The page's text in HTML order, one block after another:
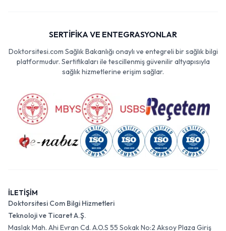
SERTİFİKA VE ENTEGRASYONLAR
Doktorsitesi.com Sağlık Bakanlığı onaylı ve entegreli bir sağlık bilgi
platformudur. Sertifikaları ile tescillenmiş güvenilir altyapısıyla
sağlık hizmetlerine erişim sağlar.
İLETİŞİM
Doktorsitesi Com Bilgi Hizmetleri
Teknoloji ve Ticaret A.Ş.
Maslak Mah. Ahi Evran Cd. A.O.S 55 Sokak No:2 Aksoy Plaza Giriş